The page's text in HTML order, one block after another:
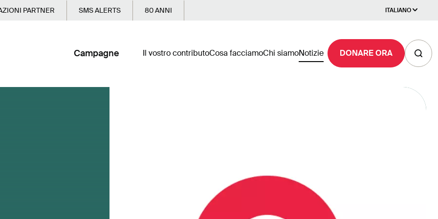
PARTNER SMS ALERTS 80 ANNI ITALIANO
Campagne Il vostro contributoCosa facciamoChi siamoNotizie DONARE ORA